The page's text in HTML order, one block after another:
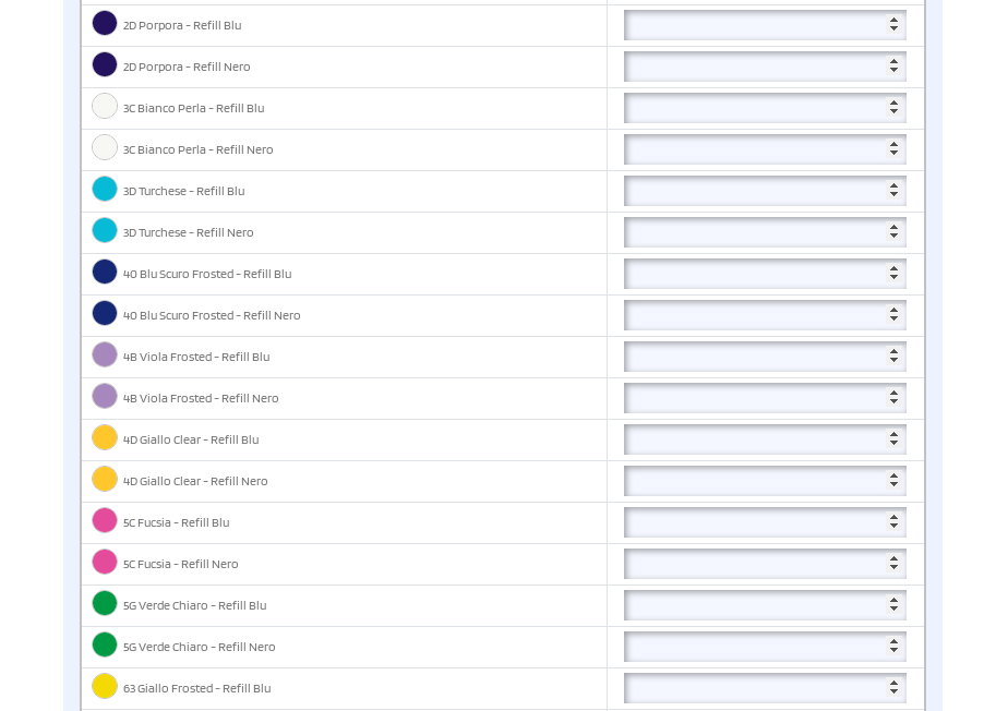
2D Porpora - Refill Blu
2D Porpora - Refill Nero
3C Bianco Perla - Refill Blu
3C Bianco Perla - Refill Nero
3D Turchese - Refill Blu
3D Turchese - Refill Nero
40 Blu Scuro Frosted - Refill Blu
40 Blu Scuro Frosted - Refill Nero
4B Viola Frosted - Refill Blu
4B Viola Frosted - Refill Nero
4D Giallo Clear - Refill Blu
4D Giallo Clear - Refill Nero
5C Fucsia - Refill Blu
5C Fucsia - Refill Nero
5G Verde Chiaro - Refill Blu
5G Verde Chiaro - Refill Nero
63 Giallo Frosted - Refill Blu